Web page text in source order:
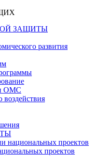
ЗАЩИТЫ
развития
ОМС
национальных проектов
проектов